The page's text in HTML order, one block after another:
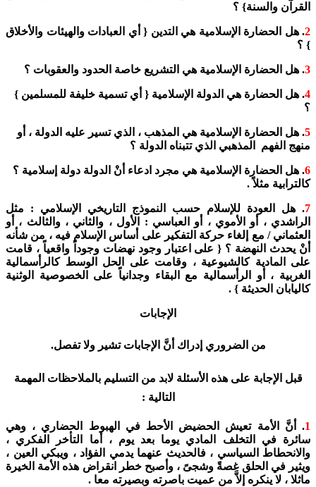
القرآن والسنة} ؟
2. هل الحضارة الإسلامية هي التدين { أي العبادات والهيئات والأخلاق
} ؟
3. هل الحضارة الإسلامية هي التشريع خاصة الحدود والعقوبات ؟
4. هل الحضارة هي الدولة الإسلامية { أي تسمية خليفة للمسلمين }
؟
5. هل الحضارة الإسلامية هي المذهب ، الذي تسير عليه الدولة ، أو
منهج الفهم المذهبي الذي تتبناه الدولة ؟
6. هل الحضارة الإسلامية هي مجرد ادعاء أنْ الدولة دولة إسلامية ؟
كالترابية مثلاً .
7. هل العودة للإسلام حسب النموذج التاريخي الإسلامي : مثل
الراشدي ، أو الأموي ، أو العباسي : الأول ، والثاني ، والثالث ، أو
العثماني / مع إلغاء حركة التفكير على أساس الإسلام فيه ، من شأنه
أنْ يحدث النهضة ؟ { على اعتبار وجود نهضات وجوداً واقعياً ، قامت
على المادية كالشيوعية ، وقامت على الحل الوسط كالرأسمالية
الغربية ، أو الرأسمالية مع البقاء وجدانياً على الخصوصية الوثنية
كاليابان الحديثة } .
الإجابات
من الضروري إدراك أنَّ الإجابات تشير ولا تفصل.
قبل الإجابة على هذه الأسئلة لابد من التسليم بالملاحظات المهمة
التالية :
1. أنَّ الأمة تعيش الحضيض الأحط في الهبوط الحضاري ، وهي
سائرة في التخلف المادي يوما بعد يوم ، أما التأخر الفكري ،
والانحطاط السياسي ، فالحديث عنهما يدمي الفؤاد ، ويبكي العين ،
ويثير في الحلق غصةً وشجىً ، وأصبح خطر انقراض هذه الأمة الخيرة
ماثلا ، لا ينكره إلاَّ من عميت باصرته وبصيرته معا .